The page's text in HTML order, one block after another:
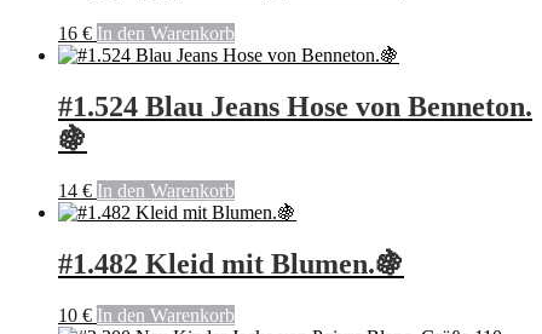
16 € In den Warenkorb
#1.524 Blau Jeans Hose von Benneton.
🍇
14 € In den Warenkorb
#1.482 Kleid mit Blumen.🍇
10 € In den Warenkorb